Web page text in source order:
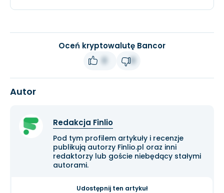
Oceń kryptowalutę Bancor
Autor
Redakcja Finlio
Pod tym profilem artykuły i recenzje
publikują autorzy Finlio.pl oraz inni
redaktorzy lub goście niebędący stałymi
autorami.
Udostępnij ten artykuł